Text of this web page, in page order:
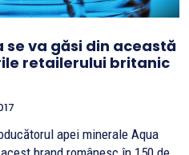
va găsi din această
retailerului britanic
apei minerale Aqua